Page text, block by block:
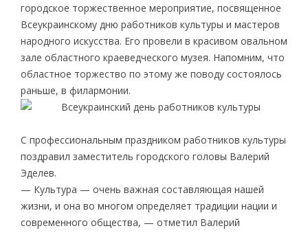
городское торжественное мероприятие, посвященное
Всеукраинскому дню работников культуры и мастеров
народного искусства. Его провели в красивом овальном
зале областного краеведческого музея. Напомним, что
областное торжество по этому же поводу состоялось
раньше, в филармонии.
С профессиональным праздником работников культуры
поздравил заместитель городского головы Валерий
Эделев.
— Культура — очень важная составляющая нашей
жизни, и она во многом определяет традиции нации и
современного общества, — отметил Валерий